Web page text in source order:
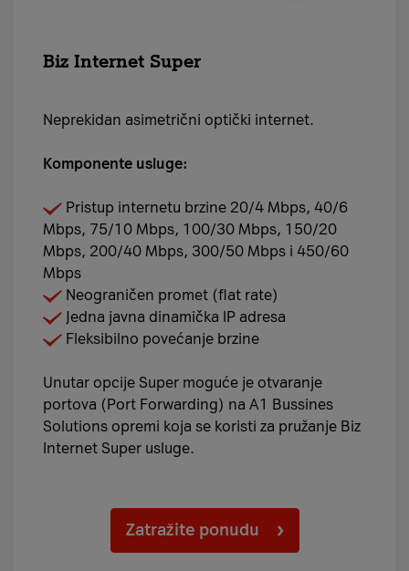
Biz Internet Super
Neprekidan asimetrični optički internet.
Komponente usluge:
Pristup internetu brzine 20/4 Mbps, 40/6
Mbps, 75/10 Mbps, 100/30 Mbps, 150/20
Mbps, 200/40 Mbps, 300/50 Mbps i 450/60
Mbps
Neograničen promet (flat rate)
Jedna javna dinamička IP adresa
Fleksibilno povećanje brzine
Unutar opcije Super moguće je otvaranje
portova (Port Forwarding) na A1 Bussines
Solutions opremi koja se koristi za pružanje Biz
Internet Super usluge.
Zatražite ponudu